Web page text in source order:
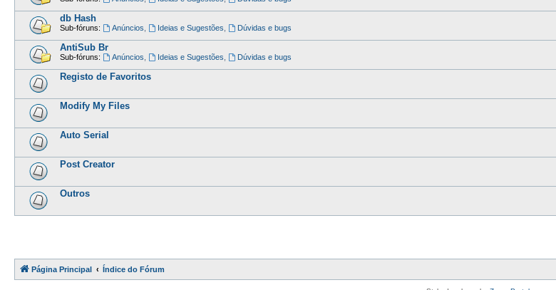
db Hash
Sub-fóruns: Anúncios Ideias e Sugestões Dúvidas e bugs
AntiSub Br
Sub-fóruns: Anúncios Ideias e Sugestões Dúvidas e bugs
Registo de Favoritos
Modify My Files
Auto Serial
Post Creator
Outros
Página Principal Índice do Fórum